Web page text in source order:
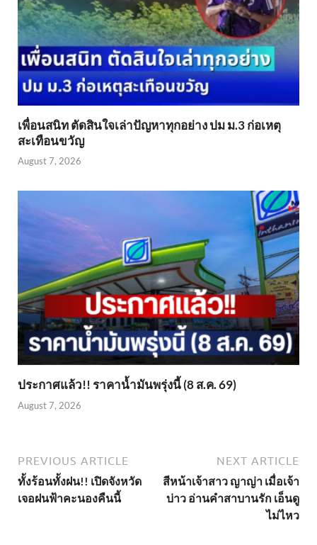
เพื่อนสนิท ตัดสินใจเล่าปัญหาทุกอย่าง ปม ม.3 ก่อเหตุ
สะเทือนขวัญ
August 7, 2026
ประกาศแล้ว!! ราคาน้ำมันพรุ่งนี้ (8 ส.ค. 69)
August 7, 2026
PREVIOUS ARTICLE
ทั้งร้อนทั้งฝน!! เปิดจังหวัด
เจอฝนฟ้าคะนองคืนนี้
NEXT ARTICLE
สีหน้าเจ้าสาว ญาญ่า เมื่อเจ้า
บ่าว อ่านคำสาบานรัก เอ็นดู
ไม่ไหว